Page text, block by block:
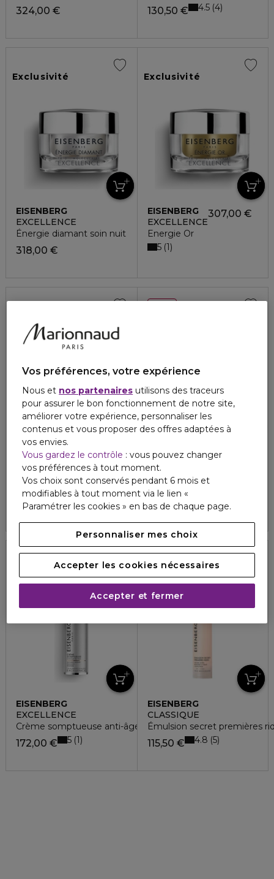
324,00 € 130,50 € 4.5 4
Exclusivité
EISENBERG
EXCELLENCE
Énergie diamant soin nuit
318,00 €
Exclusivité
EISENBERG
EXCELLENCE
Energie Or
307,00 €
5 1
EISENBERG
CLASSIQUE
Complexe anti-âge
118,00 €
EISENBERG
CLASSIQUE
Sérum régénérant liftant
128,00 €
4.6 24
34%
Exclusivité
EISENBERG
EXCELLENCE
Crème somptueuse anti-âge
172,00 € 5 1
Exclusivité
EISENBERG
CLASSIQUE
Émulsion secret premières
115,50 € 4.8 5
Vos préférences, votre expérience
Nous et nos partenaires utilisons des traceurs
pour assurer le bon fonctionnement de notre site,
améliorer votre expérience, personnaliser les
contenus et vous proposer des offres adaptées à
vos envies.
Vous gardez le contrôle : vous pouvez changer
vos préférences à tout moment.
Vos choix sont conservés pendant 6 mois et
modifiables à tout moment via le lien «
Paramétrer les cookies » en bas de chaque page.
Personnaliser mes choix
Accepter les cookies nécessaires
Accepter et fermer